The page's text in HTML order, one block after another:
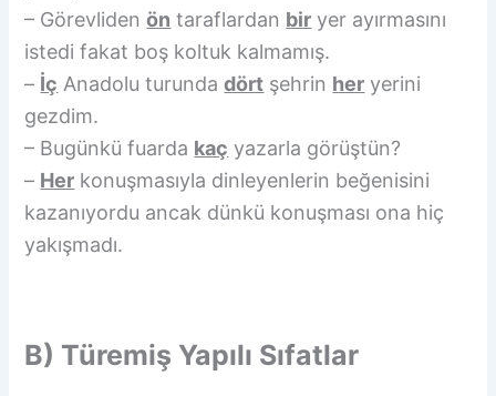
– Görevlidenön taraflardan bir yer ayırmasını
istedi fakat boş koltuk kalmamış.
– İç Anadolu turundadört şehrin her yerini
gezdim.
– Bugünkü fuarda kaç yazarla görüştün?
– Her konuşmasıyla dinleyenlerin beğenisini
kazanıyordu ancak dünkü konuşması ona hiç
yakışmadı.
B) Türemiş Yapılı Sıfatlar